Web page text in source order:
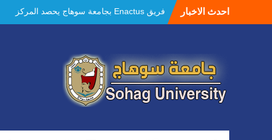
احدث الاخبار
مستشفيات سوهاج الجامعية تحقق إنجازًا طبيًا
جديدًا و تنجح في علاج 3 حالات أكالازيا بتقنية
التهنئة عقب توليه مهام منصبه ويشيد بجهود
رجال الشرطه
بجهاز ذكي لتوفير المياه ..جامعة سوهاج تشارك
بمعرض الاكاديمية العسكريه علي هامش